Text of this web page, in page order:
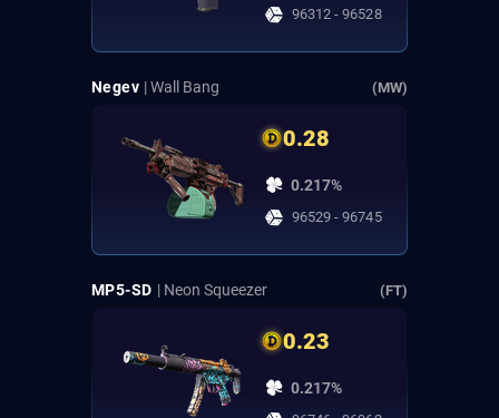
96312 - 96528
Negev | Wall Bang (MW)
0.28
0.217%
96529 - 96745
MP5-SD | Neon Squeezer (FT)
0.23
0.217%